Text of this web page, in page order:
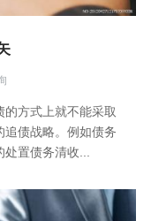
方式上就不能采取
追债战略。例如债务
置债务清收...